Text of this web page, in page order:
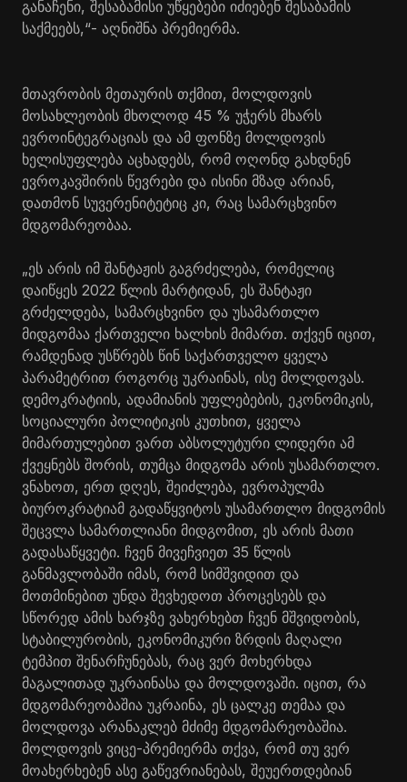
განაჩენი, შესაბამისი უწყებები იძიებენ შესაბამის
საქმეებს,“- აღნიშნა პრემიერმა.
მთავრობის მეთაურის თქმით, მოლდოვის
მოსახლეობის მხოლოდ 45 % უჭერს მხარს
ევროინტეგრაციას და ამ ფონზე მოლდოვის
ხელისუფლება აცხადებს, რომ ოღონდ გახდნენ
ევროკავშირის წევრები და ისინი მზად არიან,
დათმონ სუვერენიტეტიც კი, რაც სამარცხვინო
მდგომარეობაა.
„ეს არის იმ შანტაჟის გაგრძელება, რომელიც
დაიწყეს 2022 წლის მარტიდან, ეს შანტაჟი
გრძელდება, სამარცხვინო და უსამართლო
მიდგომაა ქართველი ხალხის მიმართ. თქვენ იცით,
რამდენად უსწრებს წინ საქართველო ყველა
პარამეტრით როგორც უკრაინას, ისე მოლდოვას.
დემოკრატიის, ადამიანის უფლებების, ეკონომიკის,
სოციალური პოლიტიკის კუთხით, ყველა
მიმართულებით ვართ აბსოლუტური ლიდერი ამ
ქვეყნებს შორის, თუმცა მიდგომა არის უსამართლო.
ვნახოთ, ერთ დღეს, შეიძლება, ევროპულმა
ბიუროკრატიამ გადაწყვიტოს უსამართლო მიდგომის
შეცვლა სამართლიანი მიდგომით, ეს არის მათი
გადასაწყვეტი. ჩვენ მივეჩვიეთ 35 წლის
განმავლობაში იმას, რომ სიმშვიდით და
მოთმინებით უნდა შევხედოთ პროცესებს და
სწორედ ამის ხარჯზე ვახერხებთ ჩვენ მშვიდობის,
სტაბილურობის, ეკონომიკური ზრდის მაღალი
ტემპით შენარჩუნებას, რაც ვერ მოხერხდა
მაგალითად უკრაინასა და მოლდოვაში. იცით, რა
მდგომარეობაშია უკრაინა, ეს ცალკე თემაა და
მოლდოვა არანაკლებ მძიმე მდგომარეობაშია.
მოლდოვის ვიცე-პრემიერმა თქვა, რომ თუ ვერ
მოახერხებენ ასე გაწევრიანებას, შეუერთდებიან